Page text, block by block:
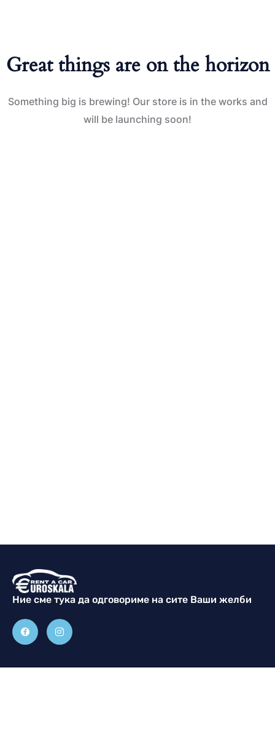
Great things are on the horizon
Something big is brewing! Our store is in the works and
will be launching soon!
Ние сме тука да одговориме на сите Ваши жeлби